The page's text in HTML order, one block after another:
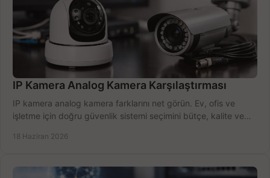
IP Kamera Analog Kamera Karşılaştırması
IP kamera analog kamera farklarını net görün. Ev, ofis ve
işletme için doğru güvenlik sistemi seçimini bütçe, kalite ve
18 Haziran 2026